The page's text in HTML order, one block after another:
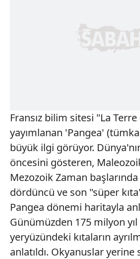
Fransız bilim sitesi "La
yayımlanan 'Pangea'
büyük ilgi görüyor.
öncesini gösteren,
Mezozoik Zaman
dördüncü ve son "süper
Pangea dönemi haritayla
Günümüzden 175 milyon
yeryüzündeki kıtaların
anlatıldı. Okyanuslar yerine